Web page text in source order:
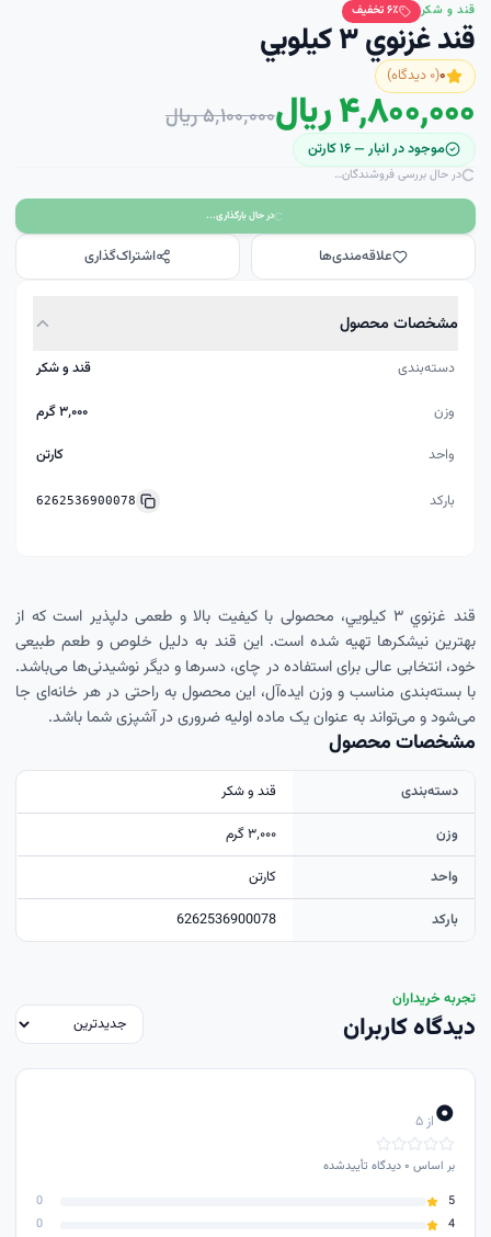
قند و شکر ۶٪ تخفیف
قند غزنوي ۳ کيلويي
۰(۰ دیدگاه)
۴٬۸۰۰٬۰۰۰ ریال ۵٬۱۰۰٬۰۰۰ ریال
موجود در انبار —۱۶کارتن
در حال بررسی فروشندگان…
در حال بارگذاری...
علاقه‌مندی‌ها اشتراک‌گذاری
مشخصات محصول
دسته‌بندی
قند و شکر
وزن
۳٬۰۰۰ گرم
واحد
کارتن
بارکد 6262536900078
قند غزنوي ۳ کيلويي، محصولی با کیفیت بالا و طعمی دلپذیر است که از
بهترین نیشکرها تهیه شده است. این قند به دلیل خلوص و طعم طبیعی
خود، انتخابی عالی برای استفاده در چای، دسرها و دیگر نوشیدنی‌ها می‌باشد.
با بسته‌بندی مناسب و وزن ایده‌آل، این محصول به راحتی در هر خانه‌ای جا
می‌شود و می‌تواند به عنوان یک ماده اولیه ضروری در آشپزی شما باشد.
مشخصات محصول
دسته‌بندی
قند و شکر
وزن
۳٬۰۰۰ گرم
واحد
کارتن
بارکد
6262536900078
تجربه خریداران
دیدگاه کاربران
۰از ۵
بر اساس ۰دیدگاه تأییدشده
5
0
4
0